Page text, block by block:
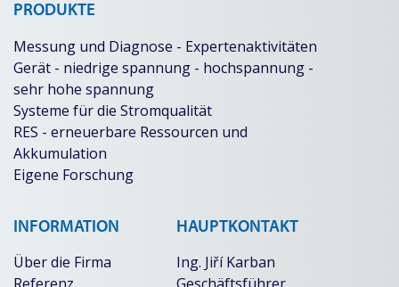
PRODUKTE
Messung und Diagnose - Expertenaktivitäten
Gerät - niedrige spannung - hochspannung -
sehr hohe spannung
Systeme für die Stromqualität
RES - erneuerbare Ressourcen und
Akkumulation
Eigene Forschung
INFORMATION
Über die Firma
HAUPTKONTAKT
Ing. Jiří Karban